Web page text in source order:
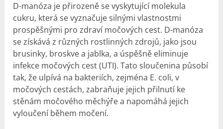
D-manóza je přirozeně se vyskytující molekula
cukru, která se vyznačuje silnými vlastnostmi
prospěšnými pro zdraví močových cest. D-manóza
se získává z různých rostlinných zdrojů, jako jsou
brusinky, broskve a jablka, a úspěšně eliminuje
infekce močových cest (UTI). Tato sloučenina působí
tak, že ulpívá na bakteriích, zejména E. coli, v
močových cestách, zabraňuje jejich přilnutí ke
stěnám močového měchýře a napomáhá jejich
vyloučení během močení.